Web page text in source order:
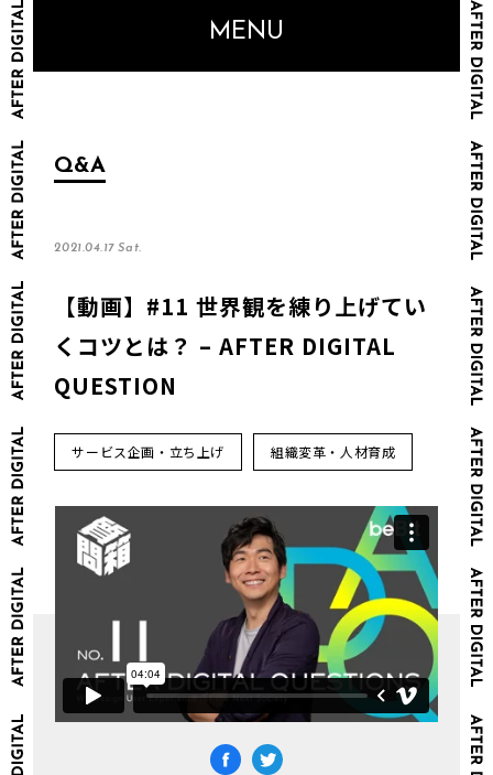
MENU
Q&A
2021.04.17 Sat.
【動画】#11 世界観を練り上げてい
くコツとは？ – AFTER DIGITAL
QUESTION
サービス企画・立ち上げ 組織変革・人材育成